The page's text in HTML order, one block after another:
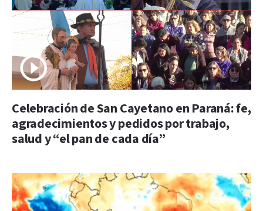
Celebración de San Cayetano en Paraná: fe,
agradecimientos y pedidos por trabajo,
salud y “el pan de cada día”